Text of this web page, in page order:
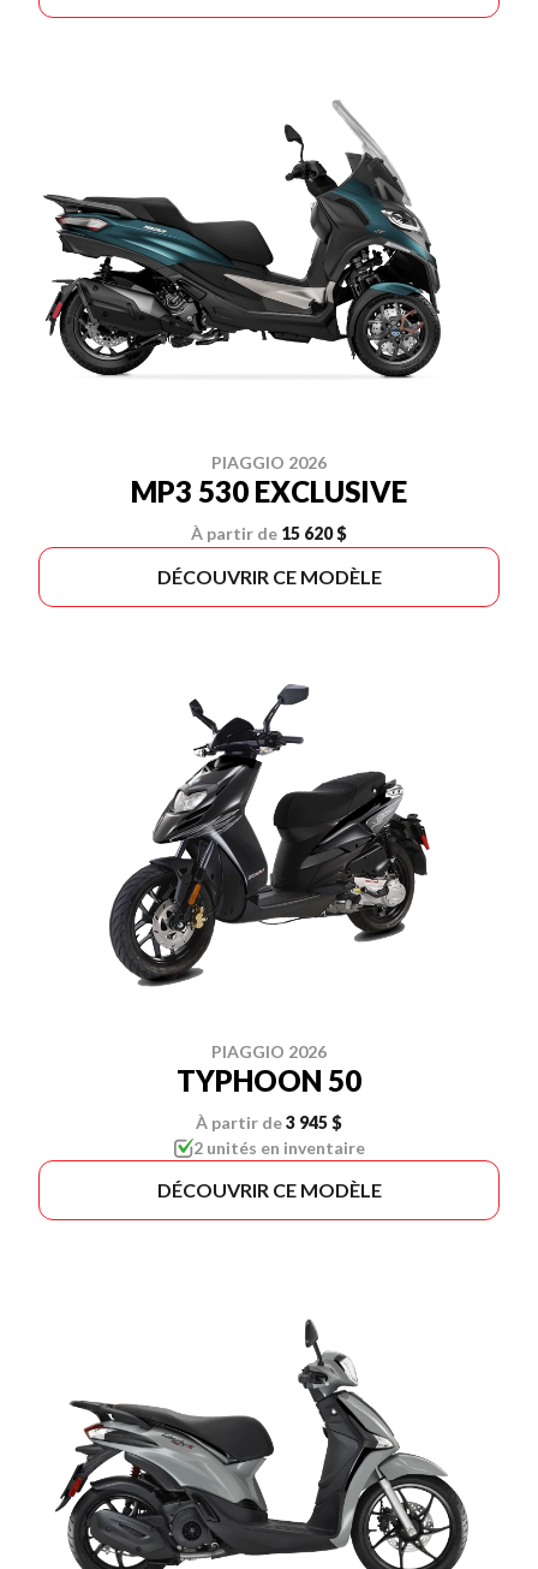
PIAGGIO 2026
MP3 530 EXCLUSIVE
À partir de 15 620 $
DÉCOUVRIR CE MODÈLE
PIAGGIO 2026
TYPHOON 50
À partir de3 945 $
2 unités en inventaire
DÉCOUVRIR CE MODÈLE